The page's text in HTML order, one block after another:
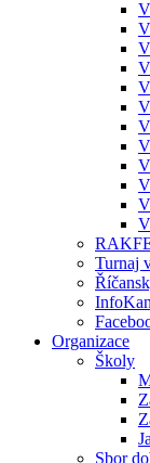
Turnaj
Organizace
Školy
Sbor